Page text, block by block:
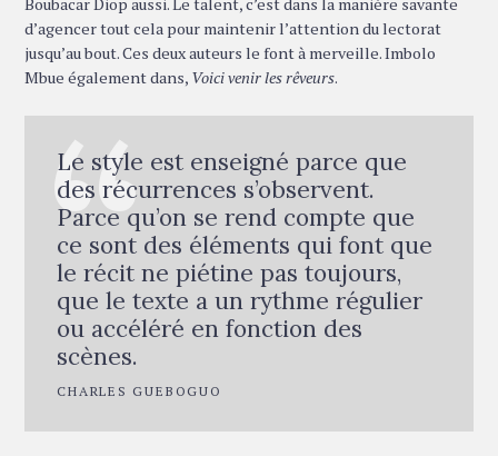
d’agencer tout cela pour maintenir l’attention du lectorat
jusqu’au bout. Ces deux auteurs le font à merveille. Imbolo
Mbue également dans, Voici venir les rêveurs.
Le style est enseigné parce que
des récurrences s’observent.
Parce qu’on se rend compte que
ce sont des éléments qui font que
le récit ne piétine pas toujours,
que le texte a un rythme régulier
ou accéléré en fonction des
scènes.
CHARLES GUEBOGUO